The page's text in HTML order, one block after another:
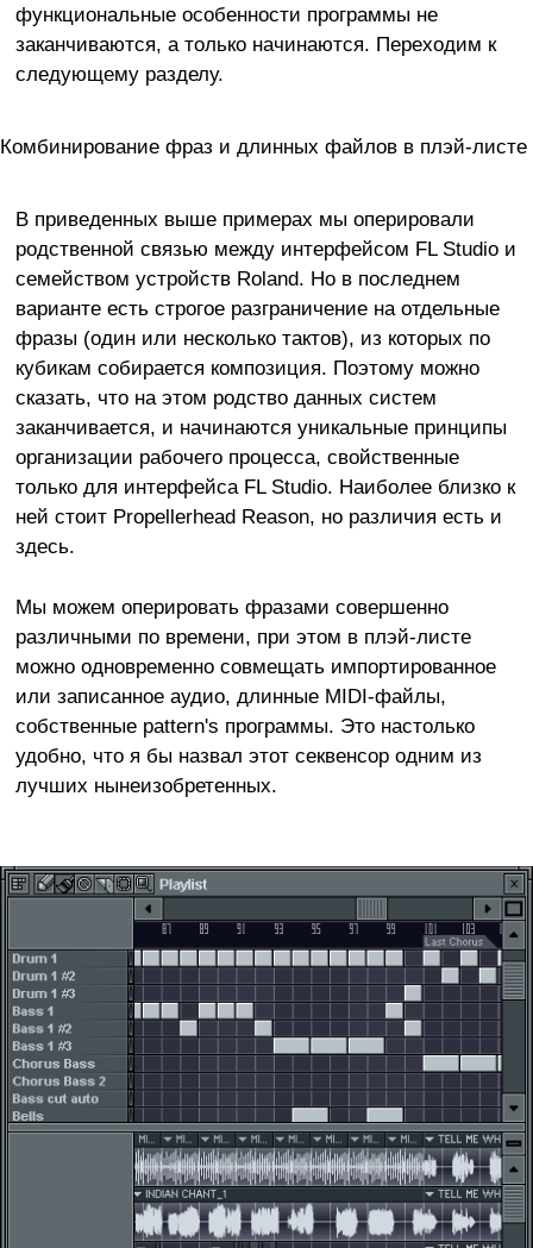
функциональные особенности программы не
заканчиваются, а только начинаются. Переходим к
следующему разделу.
Комбинирование фраз и длинных файлов в плэй-листе
В приведенных выше примерах мы оперировали
родственной связью между интерфейсом FL Studio и
семейством устройств Roland. Но в последнем
варианте есть строгое разграничение на отдельные
фразы (один или несколько тактов), из которых по
кубикам собирается композиция. Поэтому можно
сказать, что на этом родство данных систем
заканчивается, и начинаются уникальные принципы
организации рабочего процесса, свойственные
только для интерфейса FL Studio. Наиболее близко к
ней стоит Propellerhead Reason, но различия есть и
здесь.
Мы можем оперировать фразами совершенно
различными по времени, при этом в плэй-листе
можно одновременно совмещать импортированное
или записанное аудио, длинные MIDI-файлы,
собственные pattern's программы. Это настолько
удобно, что я бы назвал этот секвенсор одним из
лучших нынеизобретенных.